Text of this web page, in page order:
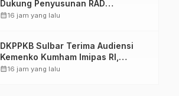
Dukung Penyusunan RAD
TPB/SDGs Sulawesi Barat
calendar_month16 jam yang lalu
DKPPKB Sulbar Terima Audiensi
Kemenko Kumham Imipas RI,
Perkuat Pelayanan Kesehatan bagi
calendar_month16 jam yang lalu